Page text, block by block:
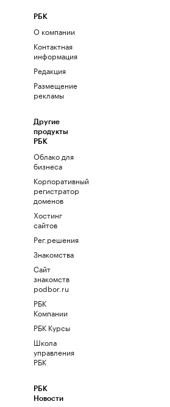
РБК
О компании
Контактная
информация
Редакция
Размещение
рекламы
Другие
продукты
РБК
Облако для
бизнеса
Корпоративный
регистратор
доменов
Хостинг
сайтов
Рег.решения
Знакомства
Сайт
знакомств
podbor.ru
РБК
Компании
РБК Курсы
Школа
управления
РБК
РБК
Новости